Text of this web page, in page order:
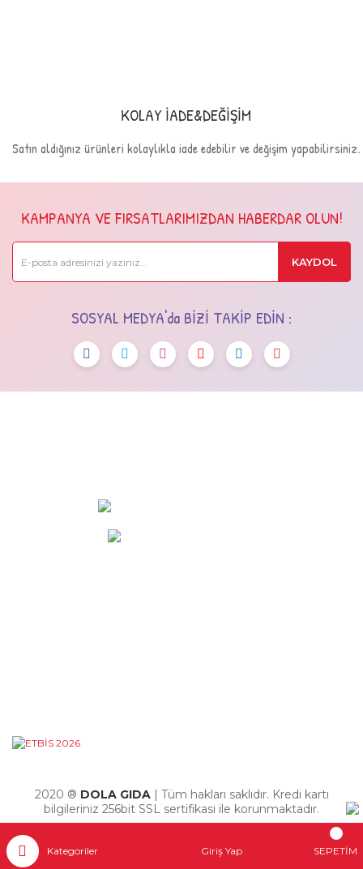
Kategoriler Giriş Yap SEPETİM
KOLAY İADE&DEĞİŞİM
Satın aldığınız ürünleri kolaylıkla iade edebilir ve değişim yapabilirsiniz.
KAMPANYA VE FIRSATLARIMIZDAN HABERDAR OLUN!
KAYDOL
SOSYAL MEDYA'da BİZİ TAKİP EDİN :
2020 ® DOLA GIDA| Tüm hakları saklıdır. Kredi kartı
bilgileriniz 256bit SSL sertifikası ile korunmaktadır.